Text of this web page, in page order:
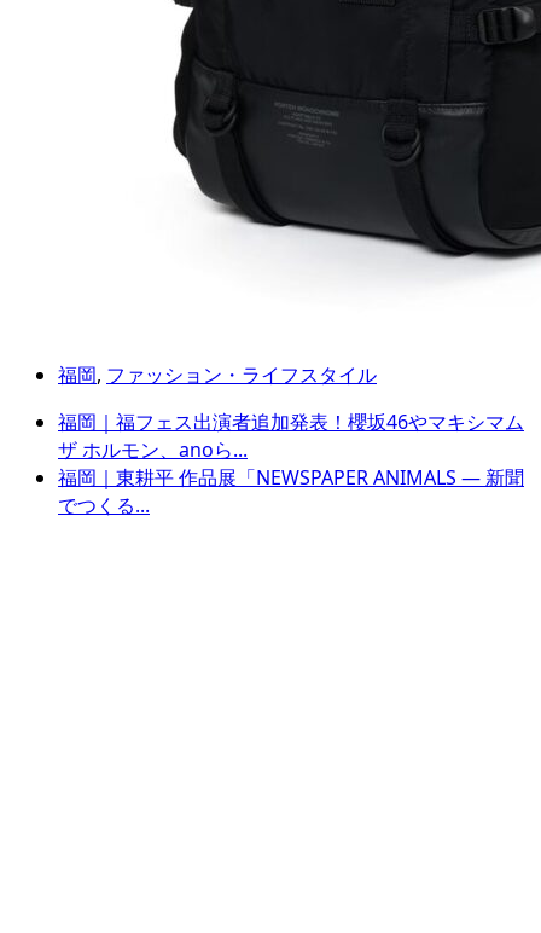
福岡, ファッション・ライフスタイル
福岡｜福フェス出演者追加発表！櫻坂46やマキシマム
ザ ホルモン、anoら...
福岡｜東耕平 作品展「NEWSPAPER ANIMALS ― 新聞
でつくる...